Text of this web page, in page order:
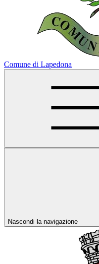
Comune di Lapedona
Nascondi la navigazione